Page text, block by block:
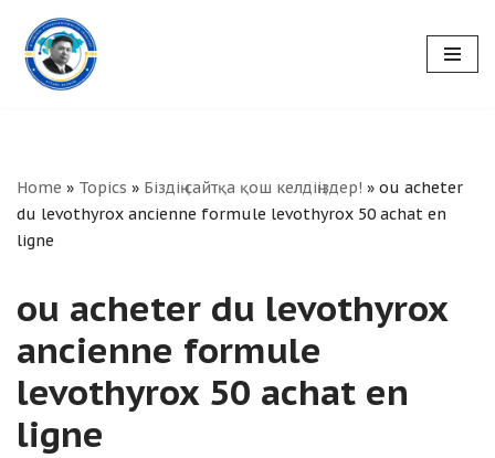
Skip
to
Home » Topics » Біздің сайтқа қош келдіңіздер! » ou acheter
du levothyrox ancienne formule levothyrox 50 achat en
ligne
ou acheter du levothyrox
ancienne formule
levothyrox 50 achat en
ligne